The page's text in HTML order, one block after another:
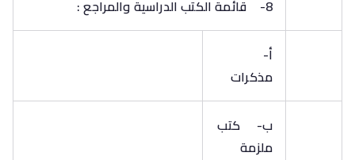
8- قائمة الكتب الدراسية والمراجع :
أ‌-
مذكرات
ب‌-كتب
ملزمة